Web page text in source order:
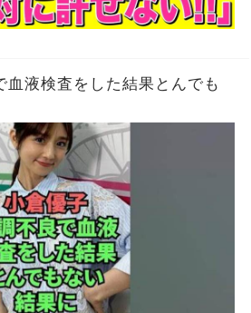
血液検査をした結果とんでも